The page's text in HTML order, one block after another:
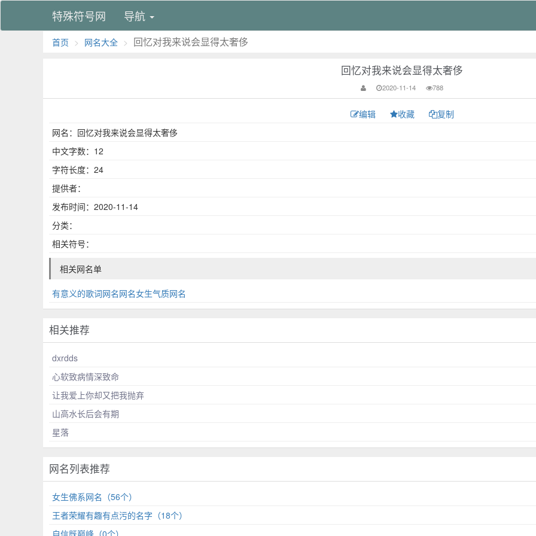
特殊符号网 导航
首页 网名大全 回忆对我来说会显得太奢侈
回忆对我来说会显得太奢侈
2020-11-14 788
编辑 收藏
复制
网名：回忆对我来说会显得太奢侈
中文字数：12
字符长度：24
提供者：
发布时间：2020-11-14
分类：
相关符号：
相关网名单
有意义的歌词网名网名女生气质网名
相关推荐
dxrdds
心软致病情深致命
让我爱上你却又把我抛弃
山高水长后会有期
星落
网名列表推荐
女生佛系网名（56个）
王者荣耀有趣有点污的名字（18个）
自信既巅峰（0个）